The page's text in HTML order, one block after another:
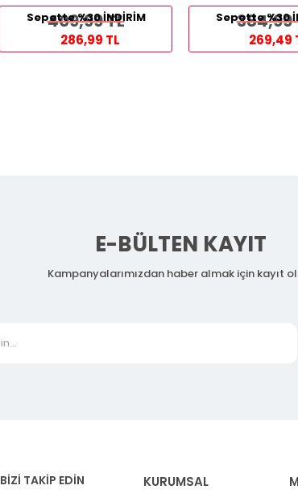
409,99 TL
Sepette %30 İNDİRİM
286,99 TL
384,99
Sepette %30
269,49
E-BÜLTEN KAYIT
Kampanyalarımızdan haber almak için kayıt
BİZİ TAKİP EDİN KURUMSAL